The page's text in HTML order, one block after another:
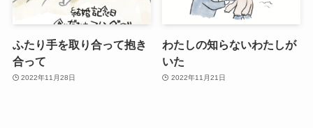
ふたり手を取り合って抱き
合って
2022年11月28日
わたしの知らないわたしが
いた
2022年11月21日